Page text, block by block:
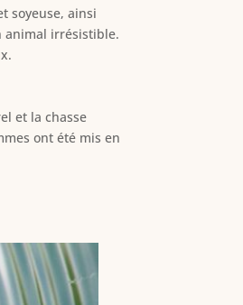
soyeuse, ainsi
animal irrésistible.
et la chasse
ont été mis en